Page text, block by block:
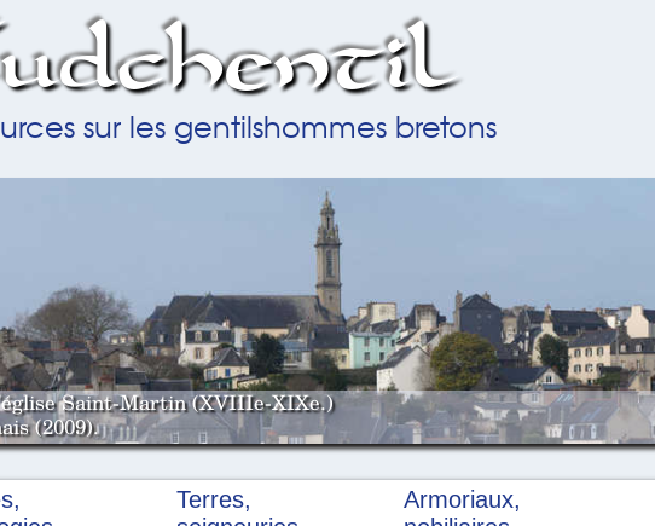
sur les gentilshommes bretons
Saint-Martin (XVIIIe-XIXe.)
(2009).
Terres,
Armoriaux,